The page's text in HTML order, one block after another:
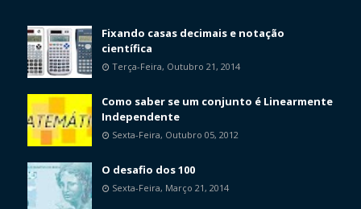
Fixando casas decimais e notação
científica
Terça-Feira, Outubro 21, 2014
Como saber se um conjunto é Linearmente
Independente
Sexta-Feira, Outubro 05, 2012
O desafio dos 100
Sexta-Feira, Março 21, 2014